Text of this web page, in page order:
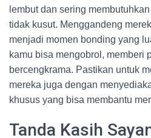
lembut dan sering
tidak kusut. Menggandeng
menjadi momen bonding yang
kamu bisa mengobrol, memberi
bercengkrama. Pastikan untuk
mereka juga dengan
khusus yang bisa membantu
Tanda Kasih